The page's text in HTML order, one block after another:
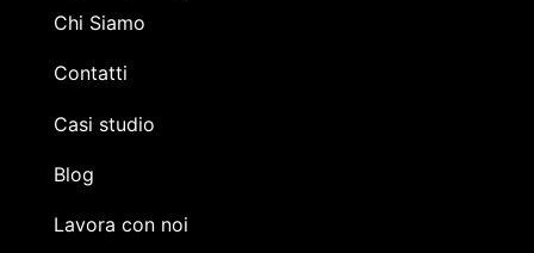
Chi Siamo
Contatti
Casi studio
Blog
Lavora con noi